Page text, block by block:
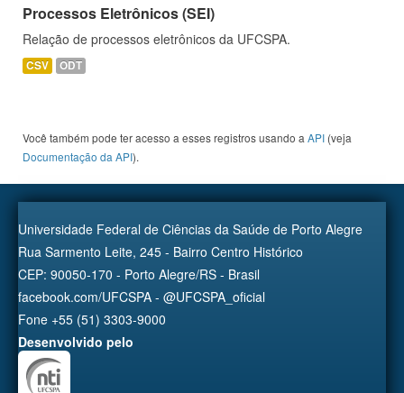
Processos Eletrônicos (SEI)
Relação de processos eletrônicos da UFCSPA.
CSV ODT
Você também pode ter acesso a esses registros usando a API (veja
Documentação da API).
Universidade Federal de Ciências da Saúde de Porto Alegre
Rua Sarmento Leite, 245 - Bairro Centro Histórico
CEP: 90050-170 - Porto Alegre/RS - Brasil
facebook.com/UFCSPA - @UFCSPA_oficial
Fone +55 (51) 3303-9000
Desenvolvido pelo